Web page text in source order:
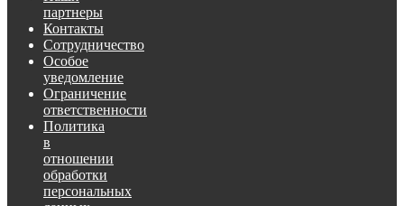
партнеры
Контакты
Сотрудничество
Особое
уведомление
Ограничение
ответственности
Политика
в
отношении
обработки
персональных